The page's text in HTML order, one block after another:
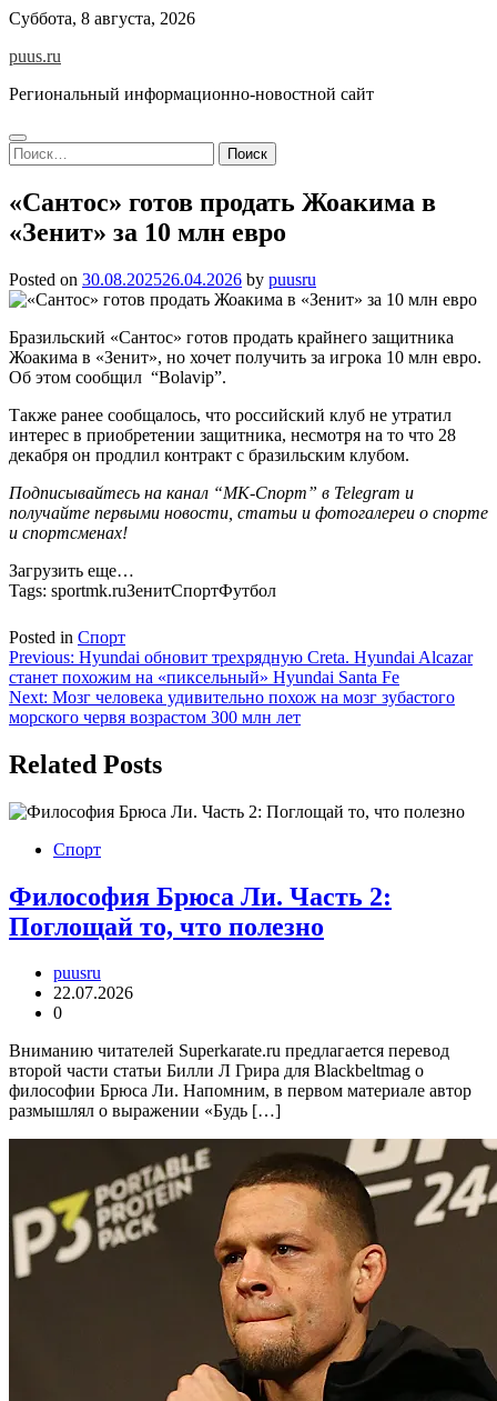
Skip
content
Суббота, 8 августа, 2026
puus.ru
Региональный информационно-новостной сайт
Найти:
«Сантос» готов продать Жоакима в
«Зенит» за 10 млн евро
Posted on 30.08.202526.04.2026 by puusru
Бразильский «Сантос» готов продать крайнего защитника
Жоакима в «Зенит», но хочет получить за игрока 10 млн евро.
Об этом сообщил “Bolavip”.
Также ранее сообщалось, что российский клуб не утратил
интерес в приобретении защитника, несмотря на то что 28
декабря он продлил контракт с бразильским клубом.
Подписывайтесь на канал “МК-Спорт” в Telegram и
получайте первыми новости, статьи и фотогалереи о спорте
и спортсменах!
Загрузить еще…
Tags: sportmk.ruЗенитСпортФутбол
Posted in Спорт
Навигация
по
записям
Previous: Hyundai обновит трехрядную Creta. Hyundai Alcazar
станет похожим на «пиксельный» Hyundai Santa Fe
Next: Мозг человека удивительно похож на мозг зубастого
морского червя возрастом 300 млн лет
Related Posts
Спорт
Философия Брюса Ли. Часть 2:
Поглощай то, что полезно
puusru
22.07.2026
0
Вниманию читателей Superkarate.ru предлагается перевод
второй части статьи Билли Л Грира для Blackbeltmag о
философии Брюса Ли. Напомним, в первом материале автор
размышлял о выражении «Будь […]